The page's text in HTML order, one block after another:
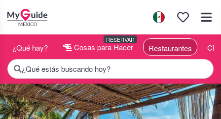
¿Qué hay? Cosas para Hacer
RESERVAR
Restaurantes
¿Qué estás buscando hoy?